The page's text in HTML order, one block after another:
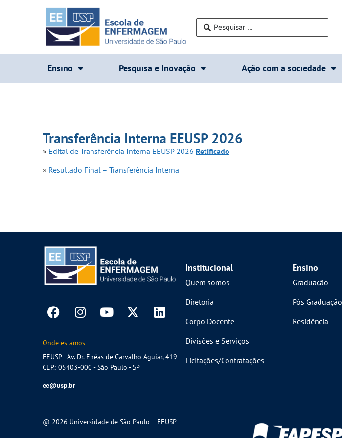
Ensino Pesquisa e Inovação Ação com a sociedade
Transferência Interna EEUSP 2026
» Edital de Transferência Interna EEUSP 2026 Retificado
» Resultado Final – Transferência Interna
Onde estamos
EEUSP - Av. Dr. Enéas de Carvalho Aguiar, 419
CEP.: 05403-000 - São Paulo - SP
ee@usp.br
Institucional
Quem somos
Diretoria
Corpo Docente
Divisões e Serviços
Licitações/Contratações
Ensino
Graduação
Pós Graduação
Residência
@ 2026 Universidade de São Paulo – EEUSP